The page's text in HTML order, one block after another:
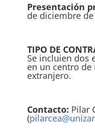
Presentación
de diciembre
TIPO DE
Se incluien dos
en un centro de
extranjero.
Contacto: Pilar
(